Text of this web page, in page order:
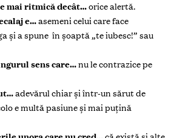
mai ritmică decât…orice alertă.
e…asemeni celui care face
şi a spune în şoaptă „te iubesc!” sau
sens care…nu le contrazice pe
adevărul chiar şi într-un sărut de
e multă pasiune şi mai puţină